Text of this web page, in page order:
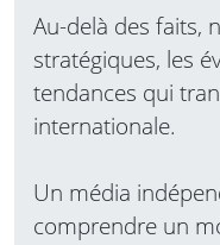
Au-delà des faits,
stratégiques, les
tendances qui
internationale.
Un média
comprendre un